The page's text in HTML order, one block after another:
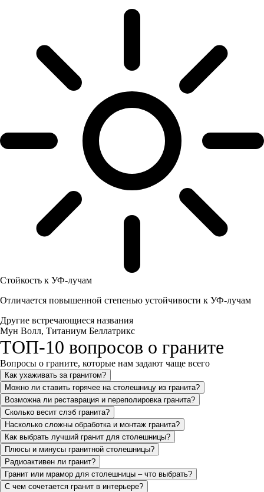
Стойкость к УФ-лучам
Отличается повышенной степенью устойчивости к УФ-лучам
Другие встречающиеся названия
Мун Волл, Титаниум Беллатрикс
ТОП-10 вопросов о граните
Вопросы о граните, которые нам задают чаще всего
Как ухаживать за гранитом?
Можно ли ставить горячее на столешницу из гранита?
Возможна ли реставрация и переполировка гранита?
Сколько весит слэб гранита?
Насколько сложны обработка и монтаж гранита?
Как выбрать лучший гранит для столешницы?
Плюсы и минусы гранитной столешницы?
Радиоактивен ли гранит?
Гранит или мрамор для столешницы – что выбрать?
С чем сочетается гранит в интерьере?